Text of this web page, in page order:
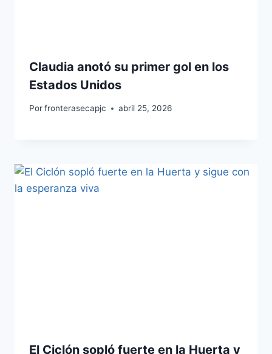
Claudia anotó su primer gol en los
Estados Unidos
Porfronterasecapjc abril 25, 2026
El Ciclón sopló fuerte en la Huerta y